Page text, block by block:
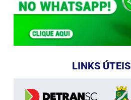
LINKS ÚTEIS